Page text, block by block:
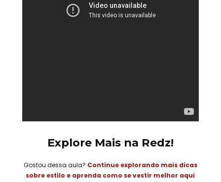
Explore Mais na Redz!
Gostou dessa aula? Continue explorando mais dicas
sobre estilo e aprenda como se vestir melhor aqui